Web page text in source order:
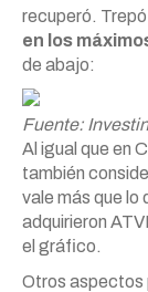
recuperó.
en los
de abajo:
Fuente:
Al igual que en
también
vale más que lo
adquirieron
el gráfico.
Otros aspectos